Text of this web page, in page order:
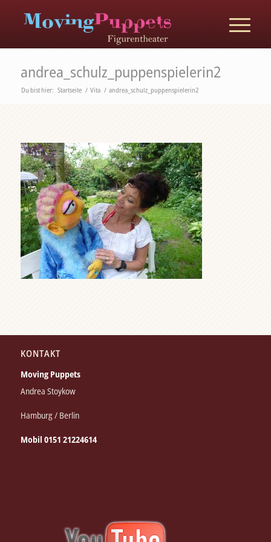
andrea_schulz_puppenspielerin2
Du bist hier: Startseite / Vita / andrea_schulz_puppenspielerin2
KONTAKT
Moving Puppets
Andrea Stoykow
Hamburg / Berlin
Mobil 0151 21224614